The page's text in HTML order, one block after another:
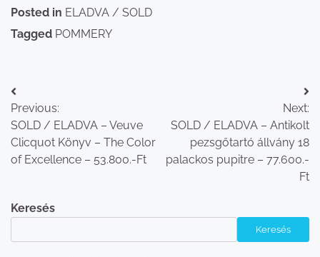
Posted in ELADVA / SOLD
Tagged POMMERY
Bejegyzés
navigáció
Previous:
SOLD / ELADVA – Veuve
Clicquot Könyv – The Color
of Excellence – 53.800.-Ft
Next:
SOLD / ELADVA – Antikolt
pezsgőtartó állvány 18
palackos pupitre – 77.600.-
Ft
Keresés
Keresés